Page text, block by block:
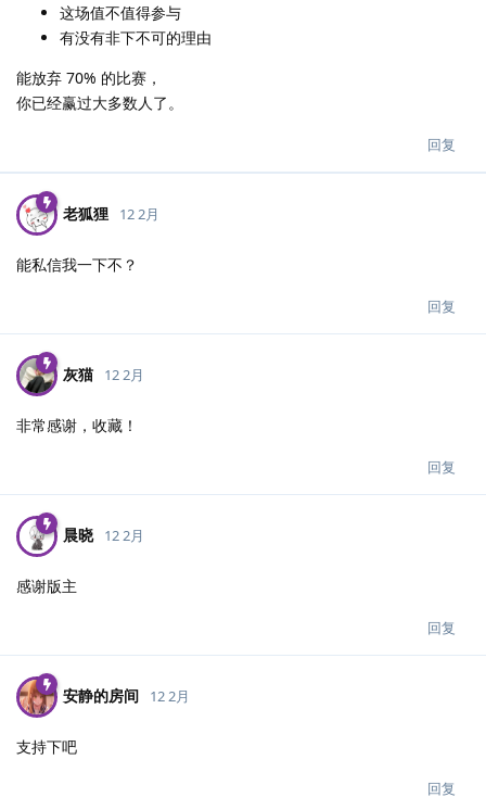
这场值不值得参与
有没有非下不可的理由
能放弃 70% 的比赛，
你已经赢过大多数人了。
回复
老狐狸 12 2月
能私信我一下不？
回复
灰猫 12 2月
非常感谢，收藏！
回复
晨晓 12 2月
感谢版主
回复
安静的房间 12 2月
支持下吧
回复